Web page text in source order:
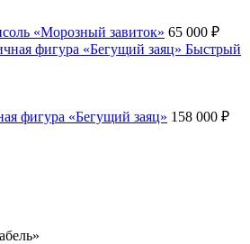
«Морозный завиток» 65 000 ₽
Быстрый
фигура «Бегущий заяц» 158 000 ₽